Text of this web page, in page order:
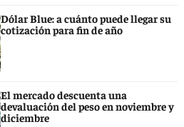
Dólar Blue: a cuánto puede llegar su
cotización para fin de año
El mercado descuenta una
devaluación del peso en noviembre y
diciembre